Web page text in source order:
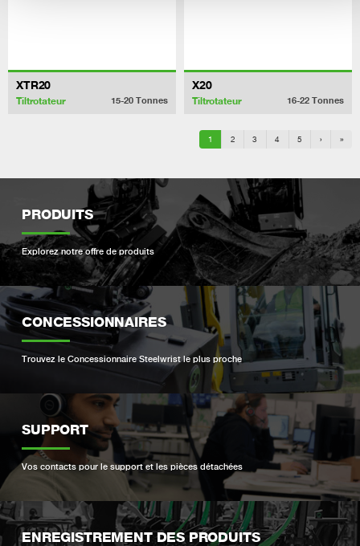
XTR20
Tiltrotateur 15-20 Tonnes
X20
Tiltrotateur 16-22 Tonnes
1 2 3 4 5 › »
PRODUITS
Explorez notre offre de produits
CONCESSIONNAIRES
Trouvez le Concessionnaire Steelwrist le plus proche
SUPPORT
Vos contacts pour le support et les pièces détachées
ENREGISTREMENT DES PRODUITS